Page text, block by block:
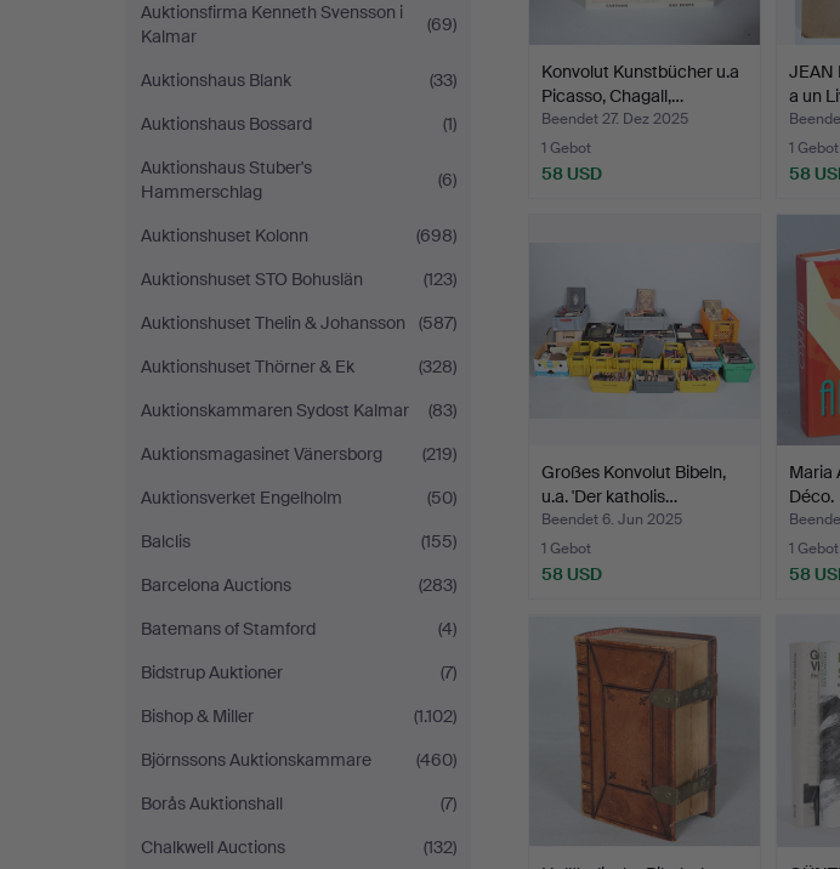
Auktionsfirma Kenneth Svensson i
Kalmar
(69)
Auktionshaus Blank
(33)
Auktionshaus Bossard
(1)
Auktionshaus Stuber's
Hammerschlag
(6)
Auktionshuset Kolonn
(698)
Auktionshuset STO Bohuslän
(123)
Auktionshuset Thelin & Johansson
(587)
Auktionshuset Thörner & Ek
(328)
Auktionskammaren Sydost Kalmar
(83)
Auktionsmagasinet Vänersborg
(219)
Auktionsverket Engelholm
(50)
Balclis
(155)
Barcelona Auctions
(283)
Batemans of Stamford
(4)
Bidstrup Auktioner
(7)
Bishop & Miller
(1.102)
Björnssons Auktionskammare
(460)
Borås Auktionshall
(7)
Chalkwell Auctions
(132)
Konvolut Kunstbücher u.a
Picasso, Chagall,…
Beendet 27. Dez 2025
1 Gebot
58 USD
JEAN
a un
1 Gebot
58
Großes Konvolut Bibeln,
u.a. 'Der katholis…
Beendet 6. Jun 2025
1 Gebot
58 USD
Maria
Déco.
1 Gebot
58